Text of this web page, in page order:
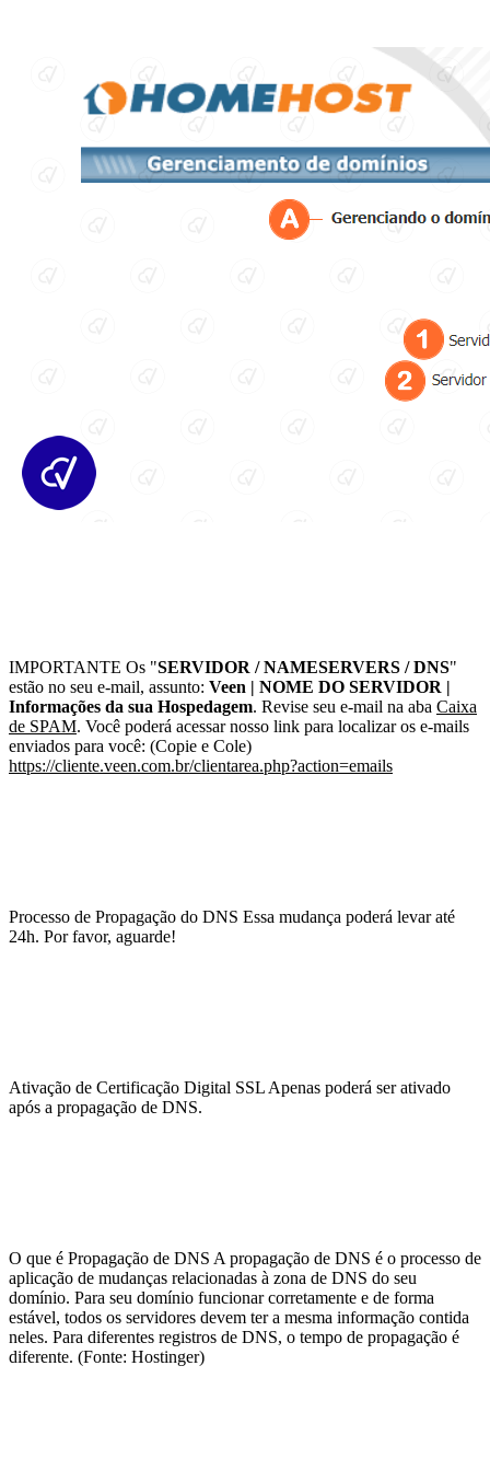
IMPORTANTE Os "SERVIDOR / NAMESERVERS / DNS"
estão no seu e-mail, assunto: Veen | NOME DO SERVIDOR |
Informações da sua Hospedagem. Revise seu e-mail na aba Caixa
de SPAM. Você poderá acessar nosso link para localizar os e-mails
enviados para você: (Copie e Cole)
https://cliente.veen.com.br/clientarea.php?action=emails
Processo de Propagação do DNS Essa mudança poderá levar até
24h. Por favor, aguarde!
Ativação de Certificação Digital SSL Apenas poderá ser ativado
após a propagação de DNS.
O que é Propagação de DNS A propagação de DNS é o processo de
aplicação de mudanças relacionadas à zona de DNS do seu
domínio. Para seu domínio funcionar corretamente e de forma
estável, todos os servidores devem ter a mesma informação contida
neles. Para diferentes registros de DNS, o tempo de propagação é
diferente. (Fonte: Hostinger)